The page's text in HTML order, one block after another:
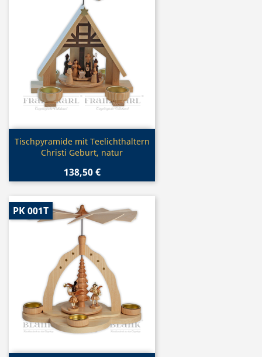
Vorschau
Tischpyramide mit Teelichthaltern
Christi Geburt, natur
138,50 €
PK 001T